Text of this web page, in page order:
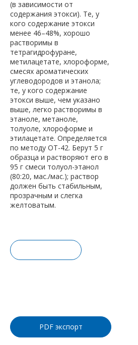
(в зависимости от
содержания этокси). Те, у
кого содержание этокси
менее 46–48%, хорошо
растворимы в
тетрагидрофуране,
метилацетате, хлороформе,
смесях ароматических
углеводородов и этанола;
те, у кого содержание
этокси выше, чем указано
выше, легко растворимы в
этаноле, метаноле,
толуоле, хлороформе и
этилацетате. Определяется
по методу ОТ-42. Берут 5 г
образца и растворяют его в
95 г смеси толуол-этанол
(80:20, мас./мас.); раствор
должен быть стабильным,
прозрачным и слегка
желтоватым.
PDF экспорт